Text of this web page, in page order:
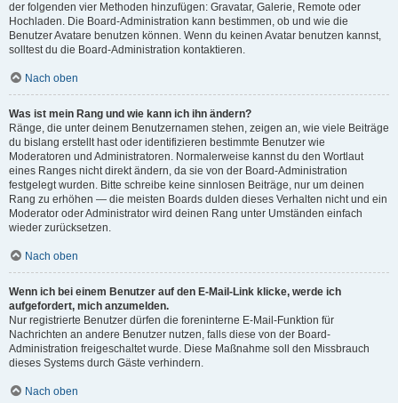
der folgenden vier Methoden hinzufügen: Gravatar, Galerie, Remote oder
Hochladen. Die Board-Administration kann bestimmen, ob und wie die
Benutzer Avatare benutzen können. Wenn du keinen Avatar benutzen kannst,
solltest du die Board-Administration kontaktieren.
Nach oben
Was ist mein Rang und wie kann ich ihn ändern?
Ränge, die unter deinem Benutzernamen stehen, zeigen an, wie viele Beiträge
du bislang erstellt hast oder identifizieren bestimmte Benutzer wie
Moderatoren und Administratoren. Normalerweise kannst du den Wortlaut
eines Ranges nicht direkt ändern, da sie von der Board-Administration
festgelegt wurden. Bitte schreibe keine sinnlosen Beiträge, nur um deinen
Rang zu erhöhen — die meisten Boards dulden dieses Verhalten nicht und ein
Moderator oder Administrator wird deinen Rang unter Umständen einfach
wieder zurücksetzen.
Nach oben
Wenn ich bei einem Benutzer auf den E-Mail-Link klicke, werde ich
aufgefordert, mich anzumelden.
Nur registrierte Benutzer dürfen die foreninterne E-Mail-Funktion für
Nachrichten an andere Benutzer nutzen, falls diese von der Board-
Administration freigeschaltet wurde. Diese Maßnahme soll den Missbrauch
dieses Systems durch Gäste verhindern.
Nach oben